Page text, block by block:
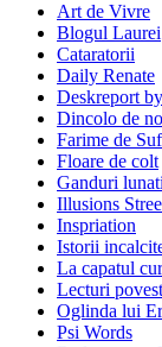
Art de Vivre
Blogul Laurei
Cataratorii
Daily Renate
Deskreport
Dincolo de
Farime de
Floare de colt
Ganduri
Illusions
Inspriation
Istorii
La capatul
Lecturi
Oglinda lui
Psi Words